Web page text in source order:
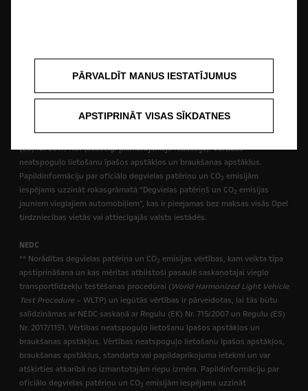
* Norādītas degvielas patēriņa un CO emisijas vērtības, kam veikta tipa
transportlīdzekļu testēšanas procedūrai (World Harmonized Light Vehicle
Test Procedure– WLTP) saskaņā ar Regulu (EK) Nr. 715/2007 un Regulu
(ES) Nr. 2017/1151 (attiecīgi piemērojamajā redakcijā). Vērtības
neatspoguļo lietošanu īpašos apstākļos un braukšanas apstākļus.
Papildinformāciju par oficiālo degvielas patēriņu un CO2 emisijām
iespējams uzzināt rokasgrāmatā “Degvielas patēriņš un CO2 emisijas
jauniem vieglajiem automobiļiem”, kas ir pieejamas bez maksas visās Opel
tirdzniecības vietās vai attiecīgajās valsts iestādēs.
NEDC
** Norādītas degvielas patēriņa un CO2 emisijas vērtības, kam veikta tipa
apstiprināšana un kas mērītas atbilstoši pasaulē saskaņotajai vieglo
transportlīdzekļu testēšanas procedūrai (World Harmonized Light Vehicle
Test Procedure– WLTP) un iegūtās vērtības ir pārveidotas, lai tās būtu
salīdzināmas ar NEDC saskaņā ar Regulu (EK) Nr. 715/2007 un Regulu (ES)
Nr. 2017/1151. Vērtības neatspoguļo lietošanu īpašos apstākļos un
braukšanas apstākļus. Vērtības neatspoguļo lietošanu īpašos apstākļos,
braukšanas apstākļus, standarta vai papildaprīkojuma ietekmi un var
atšķirties atkarībā no izmantotajām riepu izmēra. Papildinformāciju par
oficiālo degvielas patēriņu un CO2 emisijām iespējams uzzināt
PĀRVALDĪT MANUS IESTATĪJUMUS
APSTIPRINĀT VISAS SĪKDATNES